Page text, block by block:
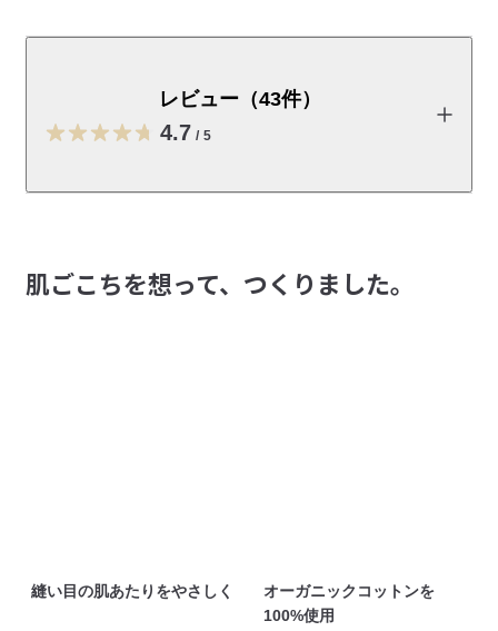
ゴム編みと呼ばれる伸縮性に優れたフライス編みで、赤ちゃん
様に改良しました。スナップボタンは内側の色を交互に変える
ことで、かけ違いを防ぎます。
レビュー（43件）
4.7 / 5
yumi
とても優しい触り心地で、母の私もいつも気持ち良い気分
を味わっていました！可愛くて優しいピンク色、サイズア
肌ごこちを想って、つくりました。
縫い目の肌あたりをやさしく
オーガニックコットンを
100%使用